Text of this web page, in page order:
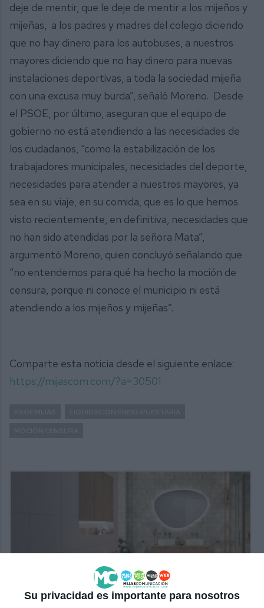
Su privacidad es importante para nosotros
deje de mentir, que le deje de mentir a los mijeños y
mijeñas, a los padres y madres del colegio diciendo
que no hay dinero para los autobuses, a nuestros
mayores diciendo que no hay dinero para nuevas
instalaciones deportivas, a toda la sociedad mijeña
con una excusa muy burda”, señaló Moreno. Desde
el PSOE, por último, aseguran que el equipo de
gobierno no está atendiendo a las necesidades de
los ciudadanos, “como la estabilización de los
trabajadores municipales, necesidades del deporte,
necesidades para atender a nuestros mayores, ya
sea en su viaje, en su comida, que es lo que hemos
visto recientemente, en definitiva, necesidades que
no han sido atendidas por la señora Mata”,
argumentó Moreno, quien concluyó señalando que
“no entendemos para qué ha hecho la moción de
censura, porque ni conoce el municipio ni está
atendiendo a los mijeños y mijeñas”.
Comparte esta noticia desde el siguiente enlace:
https://mijascom.com/?a=30501